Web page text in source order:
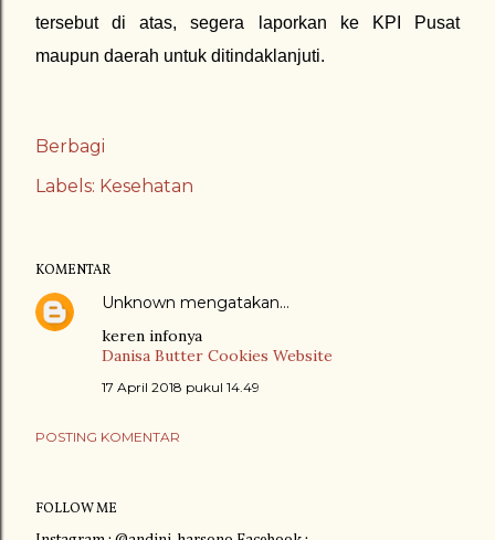
tersebut di atas, segera laporkan ke KPI Pusat
maupun daerah untuk ditindaklanjuti.
Berbagi
Labels: Kesehatan
KOMENTAR
Unknown mengatakan…
keren infonya
Danisa Butter Cookies Website
17 April 2018 pukul 14.49
POSTING KOMENTAR
FOLLOW ME